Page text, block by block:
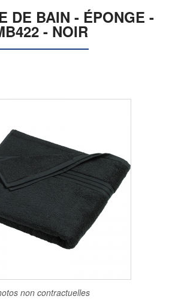
DE BAIN - ÉPONGE -
- NOIR
non contractuelles